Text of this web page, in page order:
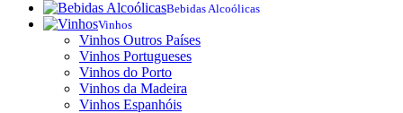
Bebidas Alcoólicas
Vinhos
Vinhos Outros Países
Vinhos Portugueses
Vinhos do Porto
Vinhos da Madeira
Vinhos Espanhóis